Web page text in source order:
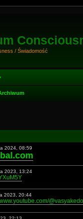
/ Świadomość
2024, 08:59
2023, 13:24
2023, 20:44